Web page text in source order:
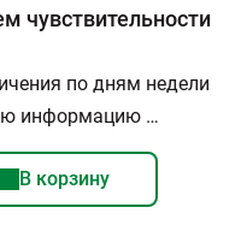
чувствительности
по дням недели
информацию …
В корзину